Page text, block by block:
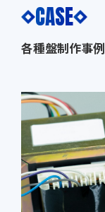
CASE
各種盤制作事例